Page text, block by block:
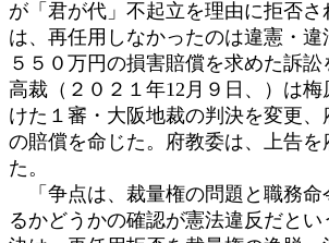
が「君が代」不起立を理由に拒否さ
は、再任用しなかったのは違憲・
５５０万円の損害賠償を求めた訴
高裁（２０２１年12月９日、）は梅
けた１審・大阪地裁の判決を変更、
の賠償を命じた。府教委は、上告を
た。
「争点は、裁量権の問題と職務命
るかどうかの確認が憲法違反だとい